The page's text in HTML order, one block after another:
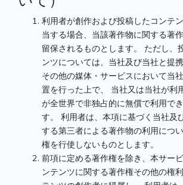
利用者が創作および投稿したコンテ
当する場合、当該著作物に関する著
留保されるものとします。 ただし、
ンツについては、当社及び当社と提
その他の媒体・サービスにおいて当
置を行った上で、 当社又は当社が利
が全世界で非独占的に無償で利用で
す。 利用者は、本項に基づく当社及
する第三者による著作物の利用につ
権を行使しないものとします。
前項に定める著作権を除き、本サー
ンテンツに関する著作権その他の権